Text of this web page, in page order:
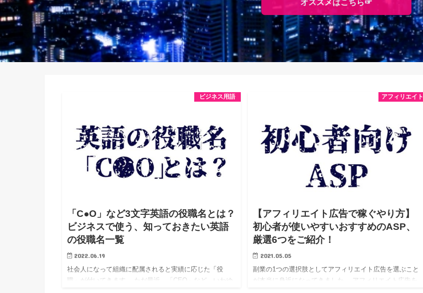
オススメはこちら☞
ビジネス用語
「C●O」など3文字英語の役職名とは？
ビジネスで使う、知っておきたい英語
の役職名一覧
2022.06.19
社会人になって組織に配属されると実績に応じた「役
職」が付いてきます。 ただ最近、「CEO」など、いわゆ
アフィリエイト
【アフィリエイト広告で稼ぐやり方】
初心者が使いやすいおすすめのASP、
厳選6つをご紹介！
2021.05.05
副業の1つの選択肢としてアフィリエイト広告を選ぶこと
が本当に身近になってきました。 アフィリエイト広告を